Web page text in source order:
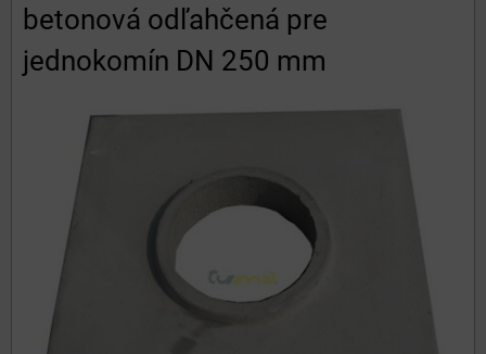
betonová odľahčená pre
jednokomín DN 250 mm